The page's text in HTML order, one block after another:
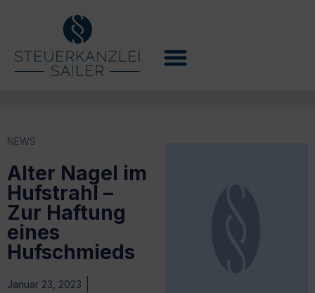
NEWS
Alter Nagel im
Hufstrahl –
Zur Haftung
eines
Hufschmieds
Januar 23, 2023